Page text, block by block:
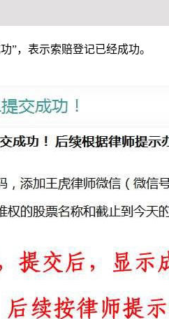
”，表示索赔登记已经成功。